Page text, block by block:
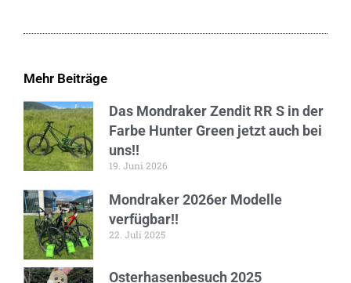
Mehr Beiträge
Das Mondraker Zendit RR S in der
Farbe Hunter Green jetzt auch bei
uns!!
19. Juni 2026
Mondraker 2026er Modelle
verfügbar!!
22. Juli 2025
Osterhasenbesuch 2025